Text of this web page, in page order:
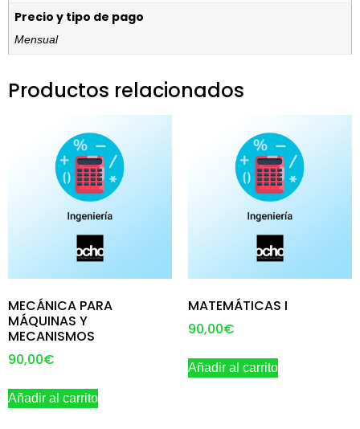
Precio y tipo de pago
Mensual
Productos relacionados
MECÁNICA PARA
MÁQUINAS Y
MECANISMOS
90,00€
Añadir al carrito
MATEMÁTICAS I
90,00€
Añadir al carrito